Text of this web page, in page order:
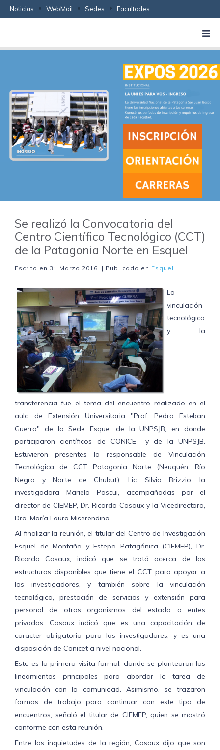
Noticias WebMail Sedes Facultades
Se realizó la Convocatoria del
Centro Científico Tecnológico (CCT)
de la Patagonia Norte en Esquel
Escrito en 31 Marzo 2016. | Publicado en Esquel
La
vinculación
tecnológica
y la
transferencia fue el tema del encuentro realizado en el
aula de Extensión Universitaria "Prof. Pedro Esteban
Guerra" de la Sede Esquel de la UNPSJB, en donde
participaron científicos de CONICET y de la UNPSJB.
Estuvieron presentes la responsable de Vinculación
Tecnológica de CCT Patagonia Norte (Neuquén, Río
Negro y Norte de Chubut), Lic. Silvia Brizzio, la
investigadora Mariela Pascui, acompañadas por el
director de CIEMEP, Dr. Ricardo Casaux y la Vicedirectora,
Dra. María Laura Miserendino.
Al finalizar la reunión, el titular del Centro de Investigación
Esquel de Montaña y Estepa Patagónica (CIEMEP), Dr.
Ricardo Casaux, indicó que se trató acerca de las
estructuras disponibles que tiene el CCT para apoyar a
los investigadores, y también sobre la vinculación
tecnológica, prestación de servicios y extensión para
personal de otros organismos del estado o entes
privados. Casaux indicó que es una capacitación de
carácter obligatoria para los investigadores, y es una
disposición de Conicet a nivel nacional.
Esta es la primera visita formal, donde se plantearon los
lineamientos principales para abordar la tarea de
vinculación con la comunidad. Asimismo, se trazaron
formas de trabajo para continuar con este tipo de
encuentros, señaló el titular de CIEMEP, quien se mostró
conforme con esta reunión.
Entre las inquietudes de la región, Casaux dijo que son